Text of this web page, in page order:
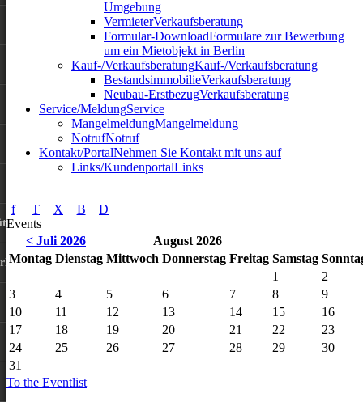
Umgebung
VermieterVerkaufsberatung
Formular-DownloadFormulare zur Bewerbung
um ein Mietobjekt in Berlin
Kauf-/VerkaufsberatungKauf-/Verkaufsberatung
BestandsimmobilieVerkaufsberatung
Neubau-ErstbezugVerkaufsberatung
Service/MeldungService
MangelmeldungMangelmeldung
NotrufNotruf
Kontakt/PortalNehmen Sie Kontakt mit uns auf
Links/KundenportalLinks
Events
< Juli 2026
August 2026
Montag Dienstag Mittwoch Donnerstag Freitag Samstag
1
2
3
4 5 6 7 8
9
10
11 12 13 14 15
16
17
18 19 20 21 22
23
24
25 26 27 28 29
30
31
To the Eventlist